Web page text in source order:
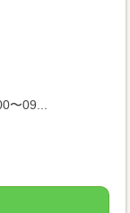
〜09...